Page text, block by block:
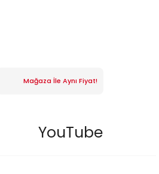
Mağaza İle Aynı Fiyat!
YouTube